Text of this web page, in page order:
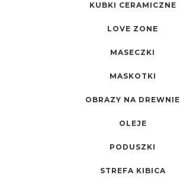
KUBKI CERAMICZNE
LOVE ZONE
MASECZKI
MASKOTKI
OBRAZY NA DREWNIE
OLEJE
PODUSZKI
STREFA KIBICA